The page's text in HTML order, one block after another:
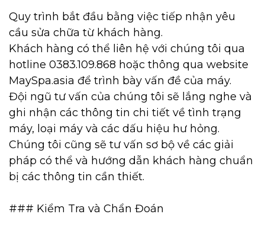
Quy trình bắt đầu bằng việc tiếp nhận yêu
cầu sửa chữa từ khách hàng.
Khách hàng có thể liên hệ với chúng tôi qua
hotline 0383.109.868 hoặc thông qua website
MaySpa.asia để trình bày vấn đề của máy.
Đội ngũ tư vấn của chúng tôi sẽ lắng nghe và
ghi nhận các thông tin chi tiết về tình trạng
máy, loại máy và các dấu hiệu hư hỏng.
Chúng tôi cũng sẽ tư vấn sơ bộ về các giải
pháp có thể và hướng dẫn khách hàng chuẩn
bị các thông tin cần thiết.
### Kiểm Tra và Chẩn Đoán